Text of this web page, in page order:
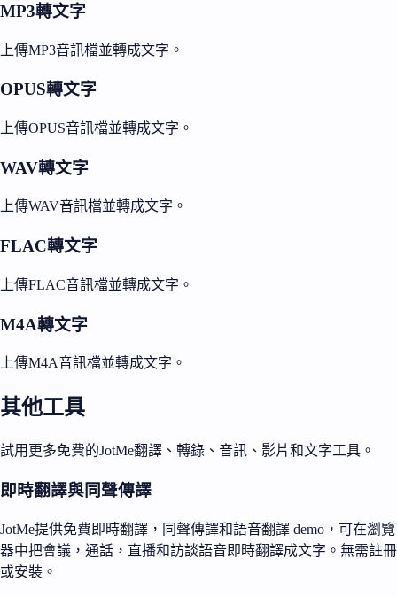
MP3轉文字
上傳MP3音訊檔並轉成文字。
OPUS轉文字
上傳OPUS音訊檔並轉成文字。
WAV轉文字
上傳WAV音訊檔並轉成文字。
FLAC轉文字
上傳FLAC音訊檔並轉成文字。
M4A轉文字
上傳M4A音訊檔並轉成文字。
其他工具
試用更多免費的JotMe翻譯、轉錄、音訊、影片和文字工具。
即時翻譯與同聲傳譯
JotMe提供免費即時翻譯，同聲傳譯和語音翻譯 demo，可在瀏覽
器中把會議，通話，直播和訪談語音即時翻譯成文字。無需註冊
或安裝。